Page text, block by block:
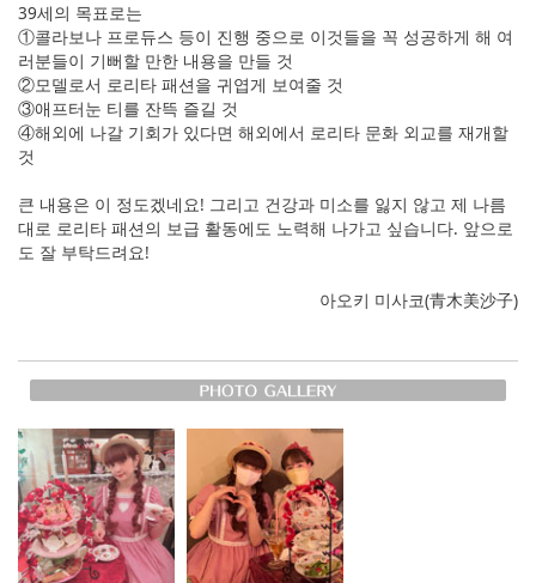
39세의 목표로는
①콜라보나 프로듀스 등이 진행 중으로 이것들을 꼭 성공하게 해 여
러분들이 기뻐할 만한 내용을 만들 것
②모델로서 로리타 패션을 귀엽게 보여줄 것
③애프터눈 티를 잔뜩 즐길 것
④해외에 나갈 기회가 있다면 해외에서 로리타 문화 외교를 재개할
것
큰 내용은 이 정도겠네요! 그리고 건강과 미소를 잃지 않고 제 나름
대로 로리타 패션의 보급 활동에도 노력해 나가고 싶습니다. 앞으로
도 잘 부탁드려요!
아오키 미사코(青木美沙子)